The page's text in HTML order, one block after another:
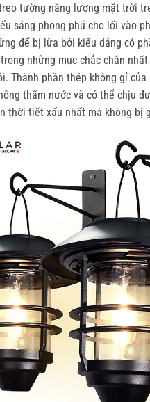
tường năng lượng mặt trời
sáng phong phú cho lối vào
để bị lừa bởi kiểu dáng có
những mục chắc chắn
Thành phần thép không gỉ
thấm nước và có thể chịu
thời tiết xấu nhất mà không bị